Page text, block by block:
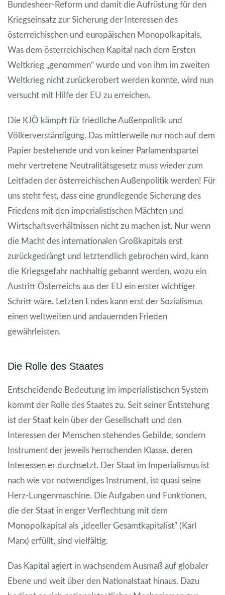
Bundesheer-Reform und damit die Aufrüstung für den
Kriegseinsatz zur Sicherung der Interessen des
österreichischen und europäischen Monopolkapitals.
Was dem österreichischen Kapital nach dem Ersten
Weltkrieg „genommen“ wurde und von ihm im zweiten
Weltkrieg nicht zurückerobert werden konnte, wird nun
versucht mit Hilfe der EU zu erreichen.
Die KJÖ kämpft für friedliche Außenpolitik und
Völkerverständigung. Das mittlerweile nur noch auf dem
Papier bestehende und von keiner Parlamentspartei
mehr vertretene Neutralitätsgesetz muss wieder zum
Leitfaden der österreichischen Außenpolitik werden! Für
uns steht fest, dass eine grundlegende Sicherung des
Friedens mit den imperialistischen Mächten und
Wirtschaftsverhältnissen nicht zu machen ist. Nur wenn
die Macht des internationalen Großkapitals erst
zurückgedrängt und letztendlich gebrochen wird, kann
die Kriegsgefahr nachhaltig gebannt werden, wozu ein
Austritt Österreichs aus der EU ein erster wichtiger
Schritt wäre. Letzten Endes kann erst der Sozialismus
einen weltweiten und andauernden Frieden
gewährleisten.
Die Rolle des Staates
Entscheidende Bedeutung im imperialistischen System
kommt der Rolle des Staates zu. Seit seiner Entstehung
ist der Staat kein über der Gesellschaft und den
Interessen der Menschen stehendes Gebilde, sondern
Instrument der jeweils herrschenden Klasse, deren
Interessen er durchsetzt. Der Staat im Imperialismus ist
nach wie vor notwendiges Instrument, ist quasi seine
Herz-Lungenmaschine. Die Aufgaben und Funktionen,
die der Staat in enger Verflechtung mit dem
Monopolkapital als „ideeller Gesamtkapitalist“ (Karl
Marx) erfüllt, sind vielfältig.
Das Kapital agiert in wachsendem Ausmaß auf globaler
Ebene und weit über den Nationalstaat hinaus. Dazu